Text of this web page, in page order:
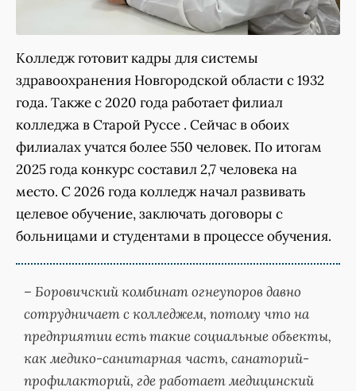
Колледж готовит кадры для системы
здравоохранения Новгородской области с 1932
года. Также с 2020 года работает филиал
колледжа в Старой Руссе . Сейчас в обоих
филиалах учатся более 550 человек. По итогам
2025 года конкурс составил 2,7 человека на
место. С 2026 года колледж начал развивать
целевое обучение, заключать договоры с
больницами и студентами в процессе обучения.
– Боровичский комбинат огнеупоров давно
сотрудничает с колледжем, потому что на
предприятии есть такие социальные объекты,
как медико-санитарная часть, санаторий-
профилакторий, где работает медицинский